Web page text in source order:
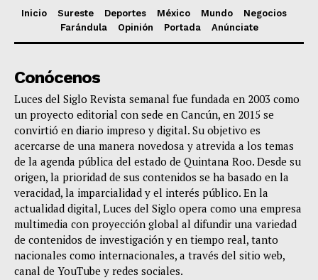
Inicio Sureste Deportes México Mundo
Negocios
Farándula
Opinión Portada Anúnciate
Conócenos
Luces del Siglo Revista semanal fue fundada en 2003 como
un proyecto editorial con sede en Cancún, en 2015 se
convirtió en diario impreso y digital. Su objetivo es
acercarse de una manera novedosa y atrevida a los temas
de la agenda pública del estado de Quintana Roo. Desde su
origen, la prioridad de sus contenidos se ha basado en la
veracidad, la imparcialidad y el interés público. En la
actualidad digital, Luces del Siglo opera como una empresa
multimedia con proyección global al difundir una variedad
de contenidos de investigación y en tiempo real, tanto
nacionales como internacionales, a través del sitio web,
canal de YouTube y redes sociales.